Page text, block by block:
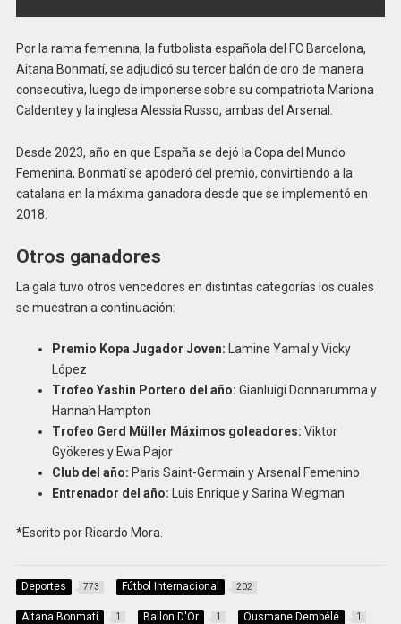
Por la rama femenina, la futbolista española del FC Barcelona,
Aitana Bonmatí, se adjudicó su tercer balón de oro de manera
consecutiva, luego de imponerse sobre su compatriota Mariona
Caldentey y la inglesa Alessia Russo, ambas del Arsenal.
Desde 2023, año en que España se dejó la Copa del Mundo
Femenina, Bonmatí se apoderó del premio, convirtiendo a la
catalana en la máxima ganadora desde que se implementó en
2018.
Otros ganadores
La gala tuvo otros vencedores en distintas categorías los cuales
se muestran a continuación:
Premio Kopa Jugador Joven: Lamine Yamal y Vicky
López
Trofeo Yashin Portero del año: Gianluigi Donnarumma y
Hannah Hampton
Trofeo Gerd Müller Máximos goleadores: Viktor
Gyökeres y Ewa Pajor
Club del año: Paris Saint-Germain y Arsenal Femenino
Entrenador del año: Luis Enrique y Sarina Wiegman
*Escrito por Ricardo Mora.
Deportes 773 Fútbol Internacional 202
Aitana Bonmatí 1 Ballon D'Or 1 Ousmane Dembélé 1